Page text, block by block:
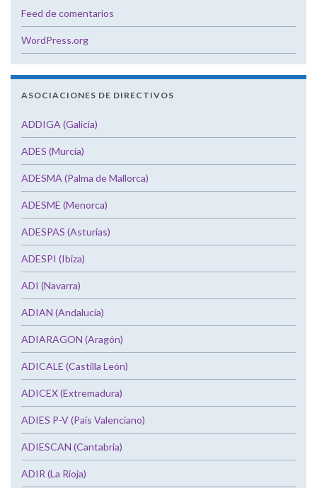
Feed de comentarios
WordPress.org
ASOCIACIONES DE DIRECTIVOS
ADDIGA (Galicia)
ADES (Murcia)
ADESMA (Palma de Mallorca)
ADESME (Menorca)
ADESPAS (Asturias)
ADESPI (Ibiza)
ADI (Navarra)
ADIAN (Andalucía)
ADIARAGON (Aragón)
ADICALE (Castilla León)
ADICEX (Extremadura)
ADIES P-V (País Valenciano)
ADIESCAN (Cantabria)
ADIR (La Rioja)